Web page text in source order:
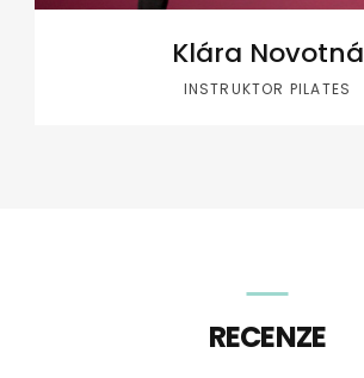
Klára Novotná
INSTRUKTOR PILATES
RECENZE